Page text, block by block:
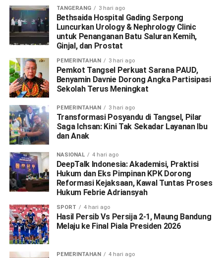
TANGERANG 3 hari ago
Bethsaida Hospital Gading Serpong
Luncurkan Urology & Nephrology Clinic
untuk Penanganan Batu Saluran Kemih,
Ginjal, dan Prostat
PEMERINTAHAN 3 hari ago
Pemkot Tangsel Perkuat Sarana PAUD,
Benyamin Davnie Dorong Angka Partisipasi
Sekolah Terus Meningkat
PEMERINTAHAN 3 hari ago
Transformasi Posyandu di Tangsel, Pilar
Saga Ichsan: Kini Tak Sekadar Layanan Ibu
dan Anak
NASIONAL 4 hari ago
DeepTalk Indonesia: Akademisi, Praktisi
Hukum dan Eks Pimpinan KPK Dorong
Reformasi Kejaksaan, Kawal Tuntas Proses
Hukum Febrie Adriansyah
SPORT 4 hari ago
Hasil Persib Vs Persija 2-1, Maung Bandung
Melaju ke Final Piala Presiden 2026
PEMERINTAHAN 4 hari ago